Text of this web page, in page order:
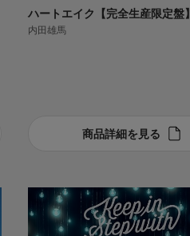
ハートエイク【完全生産限定盤】
内田雄馬
商品詳細を見る